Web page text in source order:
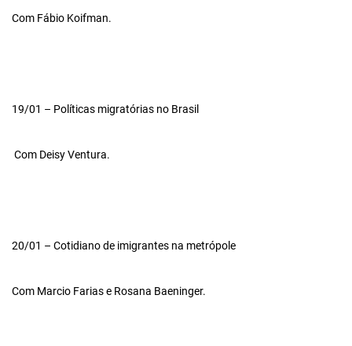
Com Fábio Koifman.
19/01 – Políticas migratórias no Brasil
Com Deisy Ventura.
20/01 – Cotidiano de imigrantes na metrópole
Com Marcio Farias e Rosana Baeninger.